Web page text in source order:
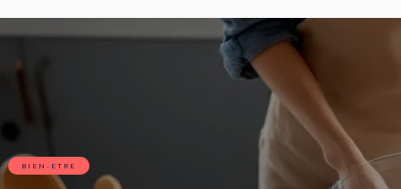
BIEN-ETRE